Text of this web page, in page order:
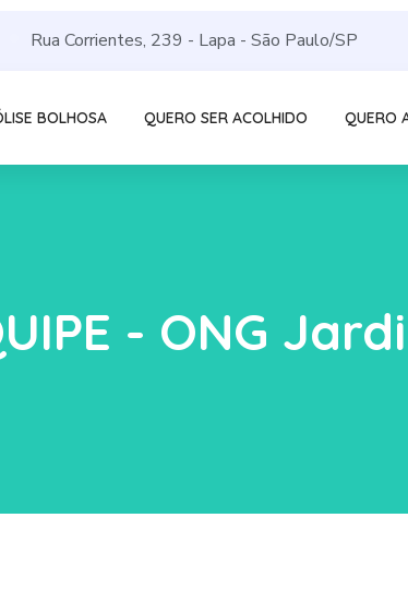
Rua Corrientes, 239 - Lapa - São Paulo/SP
BOLHOSA QUERO SER ACOLHIDO QUERO
- ONG